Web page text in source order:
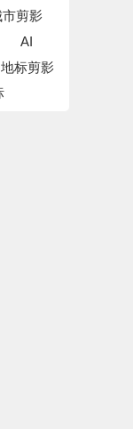
市剪影
AI
地标剪影